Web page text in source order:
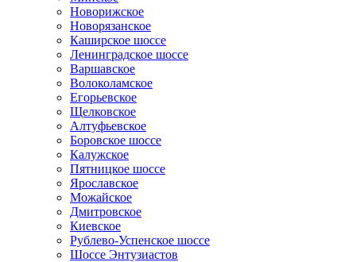
Новорижское
Новорязанское
Каширское шоссе
Ленинградское шоссе
Варшавское
Волоколамское
Егорьевское
Щелковское
Алтуфьевское
Боровское шоссе
Калужское
Пятницкое шоссе
Ярославское
Можайское
Дмитровское
Киевское
Рублево-Успенское шоссе
Шоссе Энтузиастов